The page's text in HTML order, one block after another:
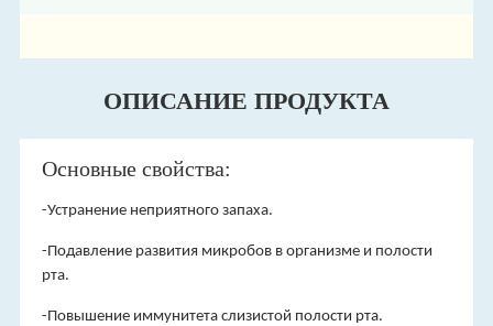
ОПИСАНИЕ ПРОДУКТА
Основные свойства:
-Устранение неприятного запаха.
-Подавление развития микробов в организме и полости
рта.
-Повышение иммунитета слизистой полости рта.